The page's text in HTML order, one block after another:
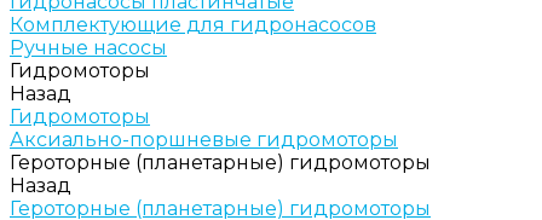
Комплектующие для гидронасосов
Ручные насосы
Гидромоторы
Назад
Гидромоторы
Аксиально-поршневые гидромоторы
Героторные (планетарные) гидромоторы
Назад
Героторные (планетарные) гидромоторы